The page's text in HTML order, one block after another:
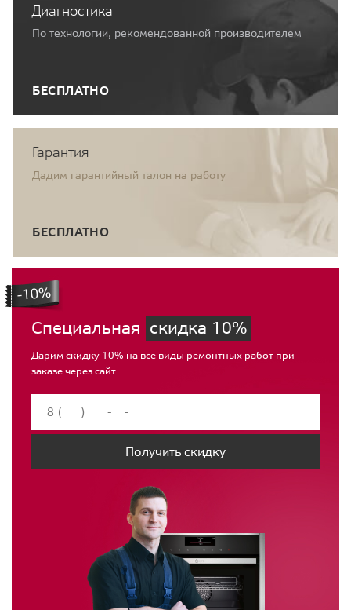
Диагностика
По технологии, рекомендованной производителем
БЕСПЛАТНО
Гарантия
Дадим гарантийный талон на работу
БЕСПЛАТНО
Специальная скидка 10%
Дарим скидку 10% на все виды ремонтных работ при
заказе через сайт
Получить скидку